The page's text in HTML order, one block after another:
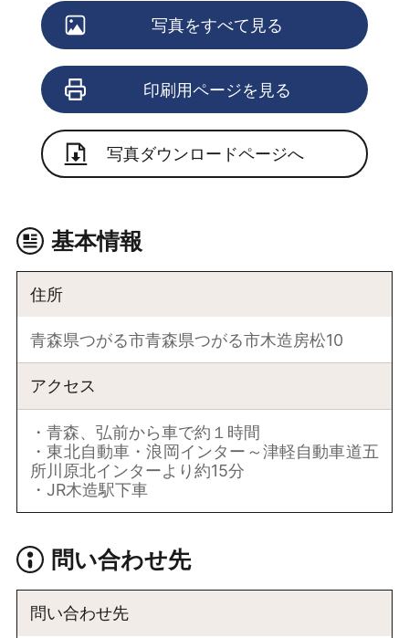
写真をすべて見る
印刷用ページを見る
写真ダウンロードページへ
基本情報
住所
青森県つがる市青森県つがる市木造房松10
アクセス
・青森、弘前から車で約１時間
・東北自動車・浪岡インター～津軽自動車道五
所川原北インターより約15分
・JR木造駅下車
問い合わせ先
問い合わせ先